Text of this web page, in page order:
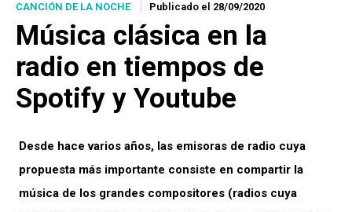
CANCIÓN DE LA NOCHE Publicado el 28/09/2020
Música clásica en la
radio en tiempos de
Spotify y Youtube
Desde hace varios años, las emisoras de radio cuya
propuesta más importante consiste en compartir la
música de los grandes compositores (radios cuya